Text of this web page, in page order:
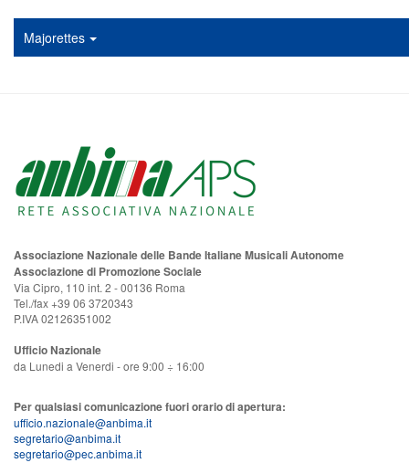
Majorettes
Associazione Nazionale delle Bande Italiane Musicali Autonome
Associazione di Promozione Sociale
Via Cipro, 110 int. 2 - 00136 Roma
Tel./fax +39 06 3720343
P.IVA 02126351002
Ufficio Nazionale
da Lunedi a Venerdi - ore 9:00 ÷ 16:00
Per qualsiasi comunicazione fuori orario di apertura:
ufficio.nazionale@anbima.it
segretario@anbima.it
segretario@pec.anbima.it